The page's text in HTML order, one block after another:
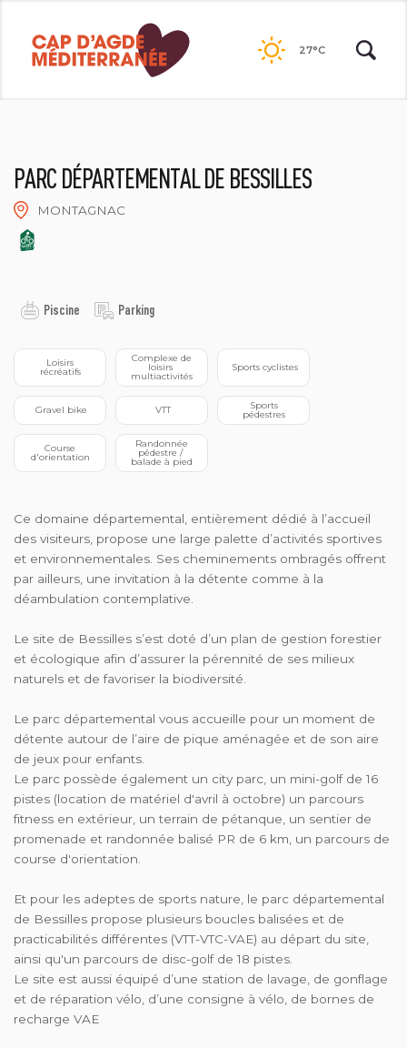
contenu
27°C
PARC DÉPARTEMENTAL DE BESSILLES
MONTAGNAC
Piscine Parking
récréatifs loisirs
multiactivités
Sports cyclistes
Gravel bike VTT pédestres
d'orientation pédestre /
balade à pied
Ce domaine départemental, entièrement dédié à l’accueil
des visiteurs, propose une large palette d’activités sportives
et environnementales. Ses cheminements ombragés offrent
par ailleurs, une invitation à la détente comme à la
déambulation contemplative.
Le site de Bessilles s’est doté d’un plan de gestion forestier
et écologique afin d’assurer la pérennité de ses milieux
naturels et de favoriser la biodiversité.
Le parc départemental vous accueille pour un moment de
détente autour de l’aire de pique aménagée et de son aire
de jeux pour enfants.
Le parc possède également un city parc, un mini-golf de 16
pistes (location de matériel d'avril à octobre) un parcours
fitness en extérieur, un terrain de pétanque, un sentier de
promenade et randonnée balisé PR de 6 km, un parcours de
course d'orientation.
Et pour les adeptes de sports nature, le parc départemental
de Bessilles propose plusieurs boucles balisées et de
practicabilités différentes (VTT-VTC-VAE) au départ du site,
ainsi qu'un parcours de disc-golf de 18 pistes.
Le site est aussi équipé d’une station de lavage, de gonflage
et de réparation vélo, d’une consigne à vélo, de bornes de
recharge VAE